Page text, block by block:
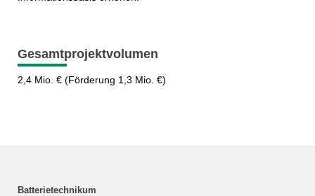
Gesamtprojektvolumen
2,4 Mio. € (Förderung 1,3 Mio. €)
Batterietechnikum